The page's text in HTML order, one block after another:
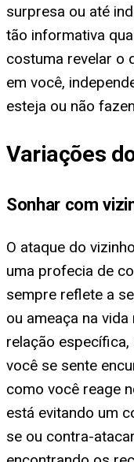
surpresa ou até
tão informativa
costuma revelar o
em você,
esteja ou não
Variações
Sonhar com
O ataque do
uma profecia de
sempre reflete a
ou ameaça na
relação
você se sente
como você reage
está evitando um
se ou contra-